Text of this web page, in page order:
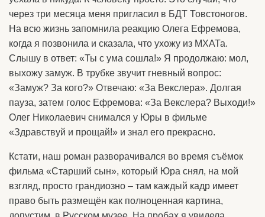
через три месяца меня пригласил в БДТ Товстоногов.
На всю жизнь запомнила реакцию Олега Ефремова,
когда я позвонила и сказала, что ухожу из МХАТа.
Слышу в ответ: «Ты с ума сошла!» Я продолжаю: мол,
выхожу замуж. В трубке звучит гневный вопрос:
«Замуж? За кого?» Отвечаю: «За Векслера». Долгая
пауза, затем голос Ефремова: «За Векслера? Выходи!»
Олег Николаевич снимался у Юры в фильме
«Здравствуй и прощай!» и знал его прекрасно.
Кстати, наш роман разворачивался во время съёмок
фильма «Старший сын», который Юра снял, на мой
взгляд, просто грандиозно – там каждый кадр имеет
право быть размещён как полноценная картина,